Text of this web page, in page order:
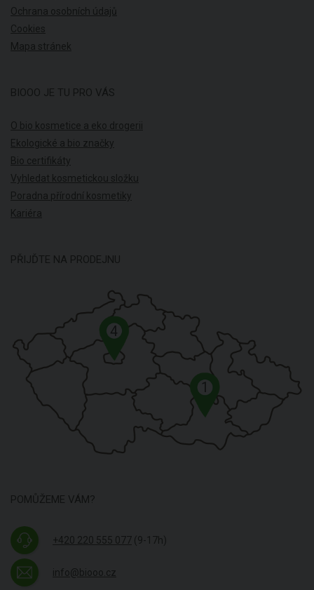
Ochrana osobních údajů
Cookies
Mapa stránek
BIOOO JE TU PRO VÁS
O bio kosmetice a eko drogerii
Ekologické a bio značky
Bio certifikáty
Vyhledat kosmetickou složku
Poradna přírodní kosmetiky
Kariéra
PŘIJĎTE NA PRODEJNU
1
4
POMŮŽEME VÁM?
+420 220 555 077 (9-17h)
info@biooo.cz